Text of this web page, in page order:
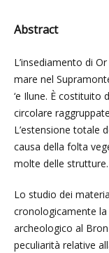
Abstract
L’insediamento di
mare nel
‘e Ilune. È costituito
circolare
L’estensione totale
causa della folta
molte delle strutture.
Lo studio dei
cronologicamente
archeologico al
peculiarità relative